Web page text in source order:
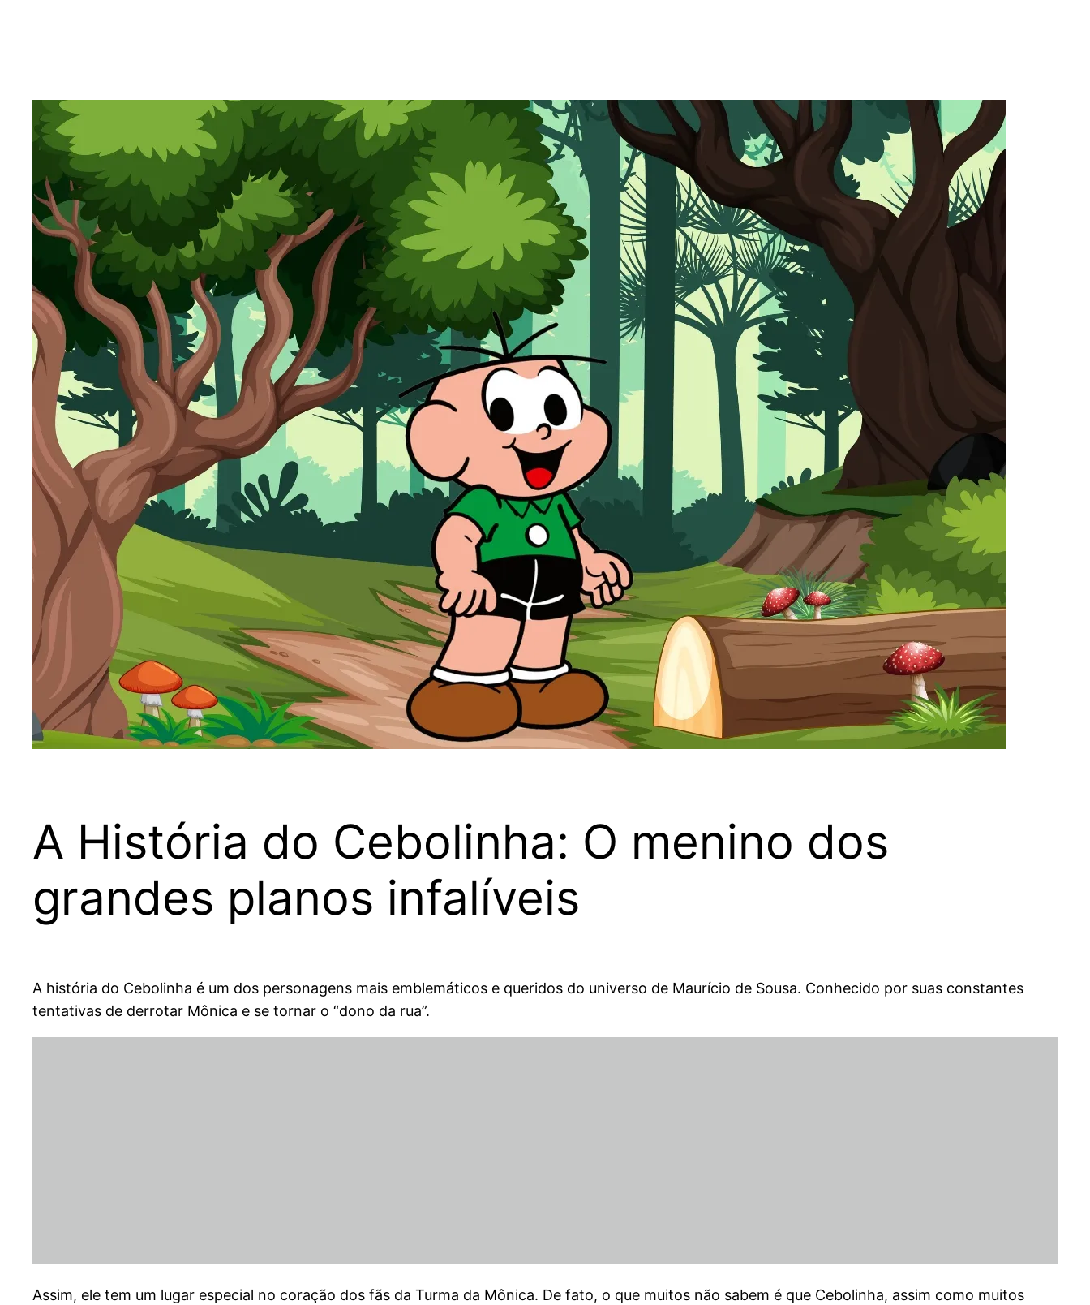
A História do Cebolinha: O menino dos
grandes planos infalíveis
A história do Cebolinha é um dos personagens mais emblemáticos e queridos do universo de Maurício de Sousa. Conhecido por suas constantes
tentativas de derrotar Mônica e se tornar o “dono da rua”.
Assim, ele tem um lugar especial no coração dos fãs da Turma da Mônica. De fato, o que muitos não sabem é que Cebolinha, assim como muitos